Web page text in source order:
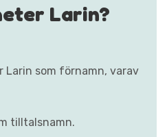
Larin?
Larin som förnamn, varav
tilltalsnamn.